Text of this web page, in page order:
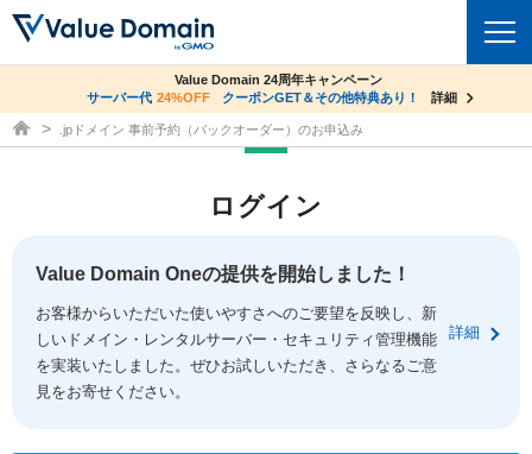
ドメイントップ
ドメイン移管
ドメイン価格一覧
ドメイン一括検索
コアサーバー
バリューサーバー
XREA
セキュリティトップ
Value Domain ネットde診断
SSL証明書
サービストップ
お得意様割引
facebook
co.jpドメイン✕コアサーバーV2ビジネス応援キャンペーン
サーバー料金1年間無料
詳細
Value Domain 24周年キャンペーン
サーバー代 24%OFF クーポンGET＆その他特典あり！ 詳細
ドメイン取得ならバリュードメイン
.jpドメイン 事前予約（バックオーダー）のお申込み
ログイン
Value Domain Oneの提供を開始しました！
お客様からいただいた使いやすさへのご要望を反映し、新
しいドメイン・レンタルサーバー・セキュリティ管理機能
を実装いたしました。ぜひお試しいただき、さらなるご意
見をお寄せください。
詳細